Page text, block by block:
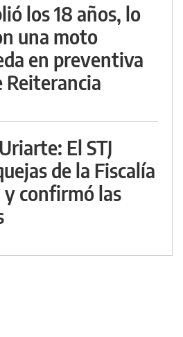
los 18 años, lo
una moto
en preventiva
Reiterancia
El STJ
de la Fiscalía
confirmó las